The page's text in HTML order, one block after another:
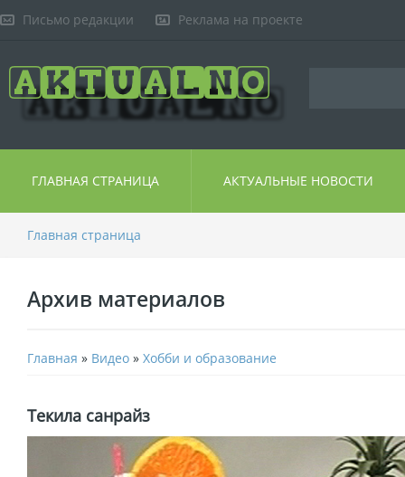
Письмо редакции Реклама на проекте
ГЛАВНАЯ СТРАНИЦА АКТУАЛЬНЫЕ НОВОСТИ
Главная страница
Архив материалов
Главная » Видео » Хобби и образование
Текила санрайз